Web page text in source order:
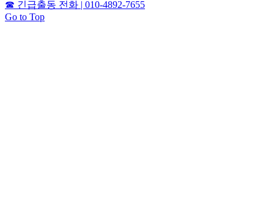
☎ 긴급출동 전화 | 010-4892-7655
Go to Top